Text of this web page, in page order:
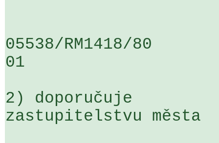
05538/RM1418/
01
2) doporučuje
zastupitelstvu města